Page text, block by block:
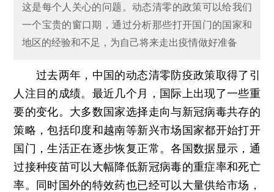
这是每个人关心的问题。动态清零的政策可以给我们
一个宝贵的窗口期，通过分析那些打开国门的国家和
地区的经验和不足，为自己将来走出疫情做好准备
过去两年，中国的动态清零防疫政策取得了引
人注目的成绩。最近几个月，国际上出现了一些重
要的变化。大多数国家选择走向与新冠病毒共存的
策略，包括印度和越南等新兴市场国家都开始打开
国门，生活正在逐步恢复正常。各国数据显示，通
过接种疫苗可以大幅降低新冠病毒的重症率和死亡
率。同时国外的特效药也已经可以大量供给市场，